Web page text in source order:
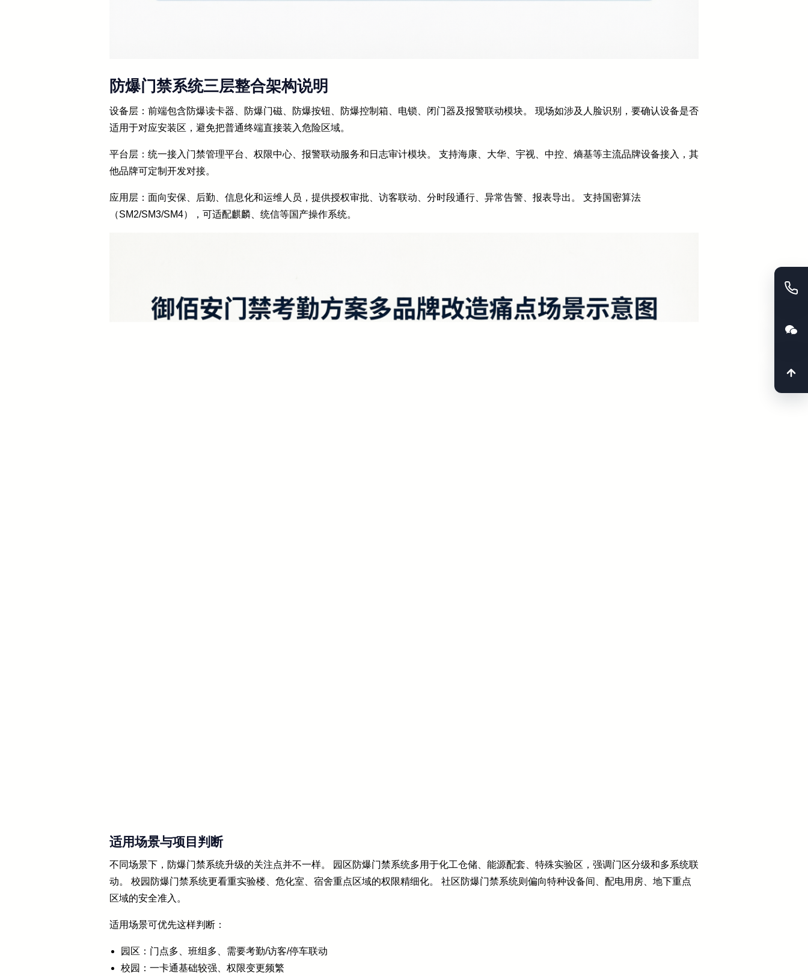
防爆门禁系统三层整合架构说明
设备层：前端包含防爆读卡器、防爆门磁、防爆按钮、防爆控制箱、电锁、闭门器及报警联动模块。 现场如涉及人脸识别，要确认设备是否
适用于对应安装区，避免把普通终端直接装入危险区域。
平台层：统一接入门禁管理平台、权限中心、报警联动服务和日志审计模块。 支持海康、大华、宇视、中控、熵基等主流品牌设备接入，其
他品牌可定制开发对接。
应用层：面向安保、后勤、信息化和运维人员，提供授权审批、访客联动、分时段通行、异常告警、报表导出。 支持国密算法
（SM2/SM3/SM4），可适配麒麟、统信等国产操作系统。
适用场景与项目判断
不同场景下，防爆门禁系统升级的关注点并不一样。 园区防爆门禁系统多用于化工仓储、能源配套、特殊实验区，强调门区分级和多系统联
动。 校园防爆门禁系统更看重实验楼、危化室、宿舍重点区域的权限精细化。 社区防爆门禁系统则偏向特种设备间、配电用房、地下重点
区域的安全准入。
适用场景可优先这样判断：
园区：门点多、班组多、需要考勤/访客/停车联动
校园：一卡通基础较强、权限变更频繁